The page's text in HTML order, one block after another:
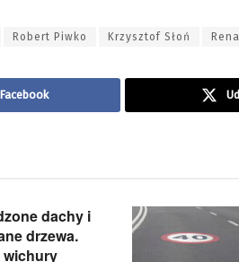
Robert Piwko Krzysztof Słoń
dachy i
drzewa.
wichury